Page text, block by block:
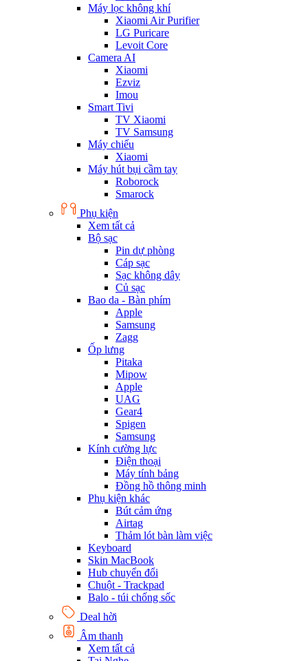
Máy lọc không khí
Xiaomi Air Purifier
LG Puricare
Levoit Core
Camera AI
Xiaomi
Ezviz
Imou
Smart Tivi
TV Xiaomi
TV Samsung
Máy chiếu
Xiaomi
Máy hút bụi cầm tay
Roborock
Smarock
Phụ kiện
Xem tất cả
Bộ sạc
Pin dự phòng
Cáp sạc
Sạc không dây
Củ sạc
Bao da - Bàn phím
Apple
Samsung
Zagg
Ốp lưng
Pitaka
Mipow
Apple
UAG
Gear4
Spigen
Samsung
Kính cường lực
Điện thoại
Máy tính bảng
Đồng hồ thông minh
Phụ kiện khác
Bút cảm ứng
Airtag
Thảm lót bàn làm việc
Keyboard
Skin MacBook
Hub chuyển đổi
Chuột - Trackpad
Balo - túi chống sốc
Deal hời
Âm thanh
Xem tất cả